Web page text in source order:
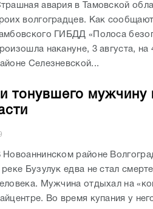
авария в Тамовской
волгоградцев. Как
ГИБДД «Полоса
накануне, 3 августа,
Селезневской...
тонувшего мужчину
Новоаннинском районе
реке Бузулук едва не стал
Мужчина отдыхал на
Во время купания у